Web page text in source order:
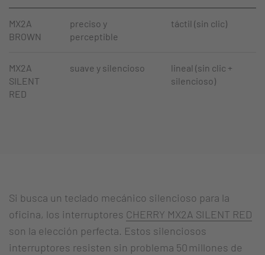
MX2A
BROWN
preciso y
perceptible
táctil (sin clic)
MX2A
SILENT
RED
suave y silencioso
lineal (sin clic +
silencioso)
Si busca un teclado mecánico silencioso para la
oficina, los interruptores CHERRY MX2A SILENT RED
son la elección perfecta. Estos silenciosos
interruptores resisten sin problema 50 millones de